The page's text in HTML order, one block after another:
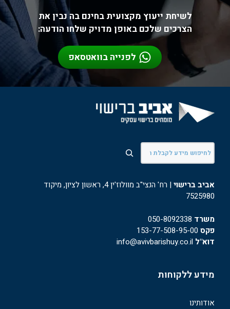
לשיחת ייעוץ מקצועית בחינם בה נבין את
הצרכים שלכם באופן מדויק שלחו הודעה:
לפנייה בוואטסאפ
חיפוש
אביב ברישוי
| רח' הנצי"ב מוולוז'ין 4, ראשון לציון, מיקוד
7525980
משרד 050-8092338
פקס
דוא"ל
מידע ללקוחות
אודותינו